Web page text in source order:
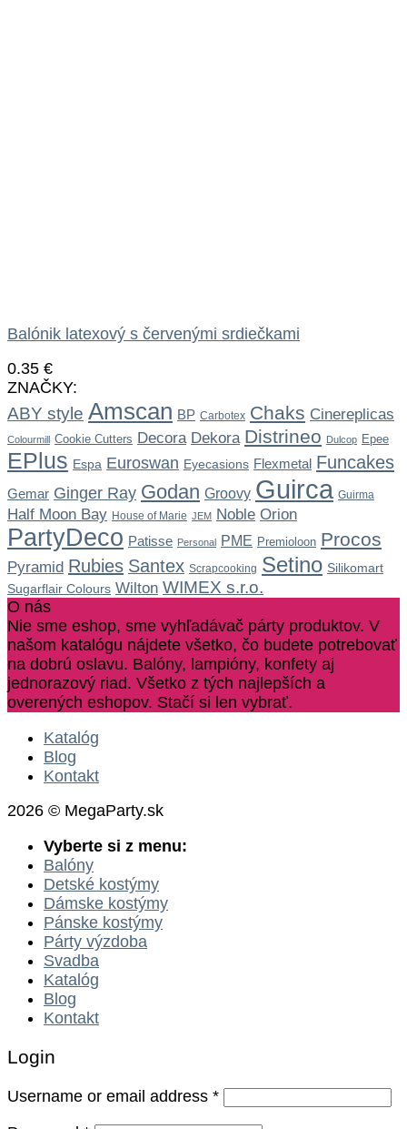
Balónik latexový s červenými srdiečkami
0.35 €
ZNAČKY:
ABY style Amscan BP Carbotex Chaks Cinereplicas
Colourmill Cookie Cutters Decora Dekora Distrineo Dulcop Epee
EPlus Espa Euroswan Eyecasions Flexmetal Funcakes
Gemar Ginger Ray Godan Groovy Guirca Guirma
Half Moon Bay House of Marie JEM Noble Orion
PartyDeco Patisse Personal PME Premioloon Procos
Pyramid Rubies Santex Scrapcooking Setino Silikomart
Sugarflair Colours Wilton WIMEX s.r.o.
O nás
Nie sme eshop, sme vyhľadávač párty produktov. V
našom katalógu nájdete všetko, čo budete potrebovať
na dobrú oslavu. Balóny, lampióny, konfety aj
jednorazový riad. Všetko z tých najlepších a
overených eshopov. Stačí si len vybrať.
Katalóg
Blog
Kontakt
2026 © MegaParty.sk
Vyberte si z menu:
Balóny
Detské kostýmy
Dámske kostýmy
Pánske kostýmy
Párty výzdoba
Svadba
Katalóg
Blog
Kontakt
Login
Username or email address *